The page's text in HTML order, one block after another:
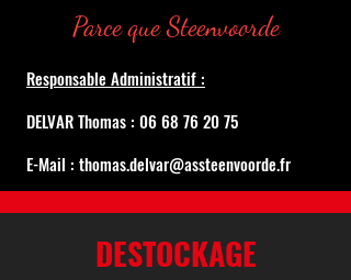
Parce que Steenvoorde
Responsable Administratif :
DELVAR Thomas : 06 68 76 20 75
E-Mail : thomas.delvar@assteenvoorde.fr
DESTOCKAGE